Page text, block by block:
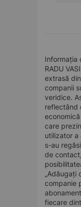
Informația
RADU
extrasă
companii
veridice.
reflectând
care
utilizator a
s-au
de
companie
fiecare